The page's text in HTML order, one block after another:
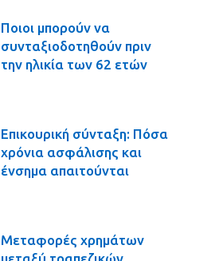
Ποιοι μπορούν να
συνταξιοδοτηθούν πριν
την ηλικία των 62 ετών
Επικουρική σύνταξη: Πόσα
χρόνια ασφάλισης και
ένσημα απαιτούνται
Μεταφορές χρημάτων